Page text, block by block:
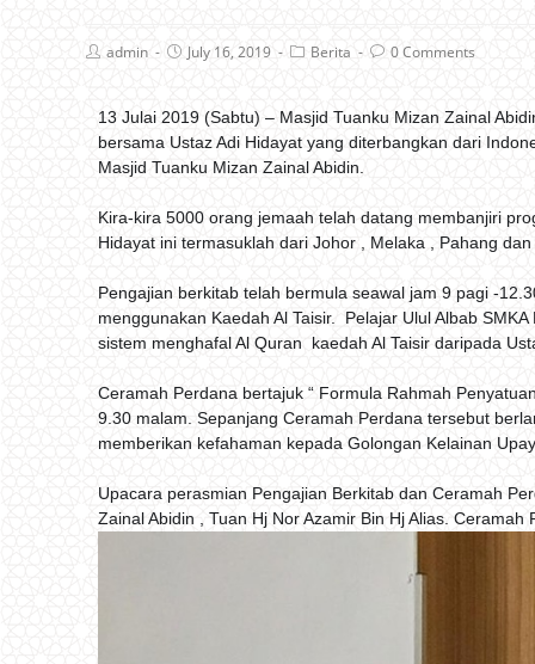
admin July 16, 2019 Berita 0 Comments
13 Julai 2019 (Sabtu) – Masjid Tuanku Mizan Zainal
bersama Ustaz Adi Hidayat yang diterbangkan dari
Masjid Tuanku Mizan Zainal Abidin.
Kira-kira 5000 orang jemaah telah datang membanjiri
Hidayat ini termasuklah dari Johor , Melaka , Pahang dan
Pengajian berkitab telah bermula seawal jam 9 pagi -
menggunakan Kaedah Al Taisir. Pelajar Ulul Albab
sistem menghafal Al Quran kaedah Al Taisir daripada
Ceramah Perdana bertajuk “ Formula Rahmah
9.30 malam. Sepanjang Ceramah Perdana tersebut
memberikan kefahaman kepada Golongan Kelainan
Upacara perasmian Pengajian Berkitab dan Ceramah
Zainal Abidin , Tuan Hj Nor Azamir Bin Hj Alias.